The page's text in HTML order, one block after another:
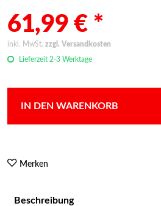
61,99 € *
inkl. MwSt. zzgl. Versandkosten
Lieferzeit 2-3 Werktage
IN DEN WARENKORB
Merken
Beschreibung